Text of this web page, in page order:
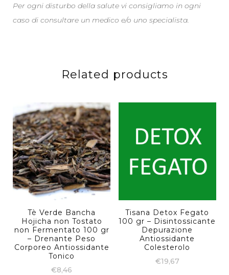
Per ogni disturbo della salute vi consigliamo in ogni
caso di consultare un medico e/o uno specialista.
Related products
Tè Verde Bancha
Hojicha non Tostato
non Fermentato 100 gr
– Drenante Peso
Corporeo Antiossidante
Tonico
€8,46
Tisana Detox Fegato
100 gr – Disintossicante
Depurazione
Antiossidante
Colesterolo
€19,67